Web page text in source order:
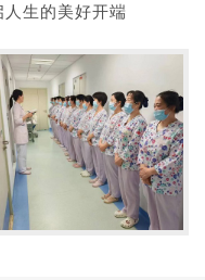
生的美好开端